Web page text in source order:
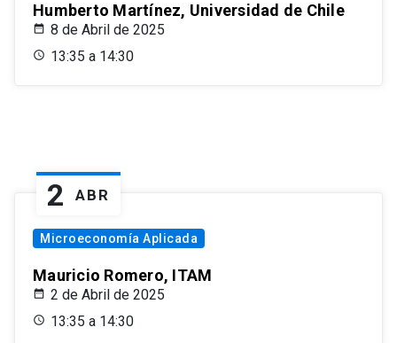
Humberto Martínez, Universidad de Chile
8 de Abril de 2025
13:35 a 14:30
2 ABR
Microeconomía Aplicada
Mauricio Romero, ITAM
2 de Abril de 2025
13:35 a 14:30